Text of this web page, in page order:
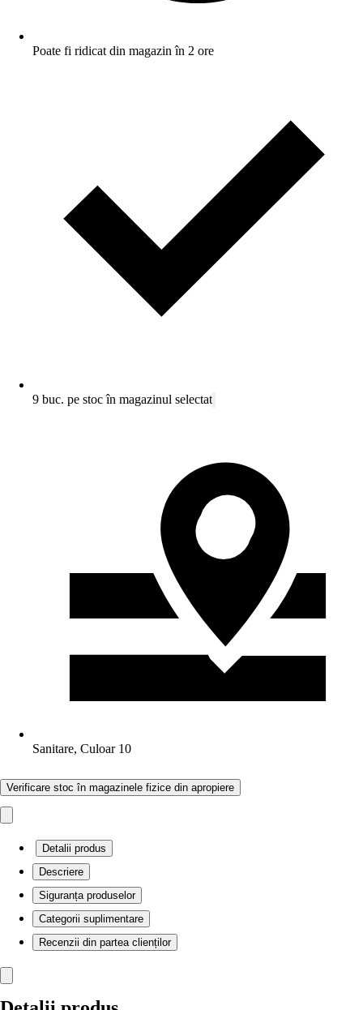
Poate fi ridicat din magazin în 2 ore
9 buc. pe stoc în magazinul selectat
Sanitare, Culoar 10
Verificare stoc în magazinele fizice din apropiere
Detalii produs
Descriere
Siguranța produselor
Categorii suplimentare
Recenzii din partea clienților